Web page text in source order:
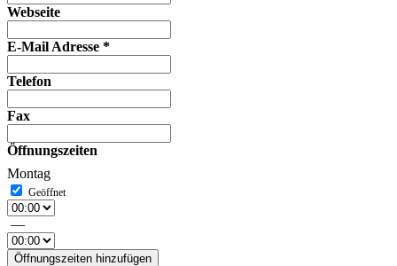
Webseite
E-Mail Adresse *
Telefon
Fax
Öffnungszeiten
Montag
—
Öffnungszeiten hinzufügen